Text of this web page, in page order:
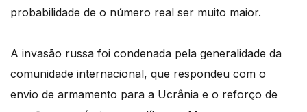
probabilidade de o número real ser muito maior.
A invasão russa foi condenada pela generalidade da
comunidade internacional, que respondeu com o
envio de armamento para a Ucrânia e o reforço de